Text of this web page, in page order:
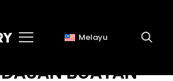
Melayu
BUATAN